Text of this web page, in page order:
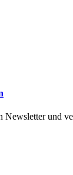
Newsletter und